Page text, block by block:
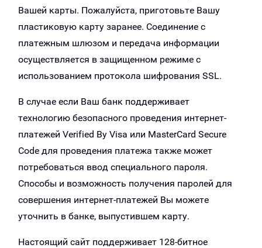
Вашей карты. Пожалуйста, приготовьте Вашу
пластиковую карту заранее. Соединение с
платежным шлюзом и передача информации
осуществляется в защищенном режиме с
использованием протокола шифрования SSL.
В случае если Ваш банк поддерживает
технологию безопасного проведения интернет-
платежей Verified By Visa или MasterCard Secure
Code для проведения платежа также может
потребоваться ввод специального пароля.
Способы и возможность получения паролей для
совершения интернет-платежей Вы можете
уточнить в банке, выпустившем карту.
Настоящий сайт поддерживает 128-битное